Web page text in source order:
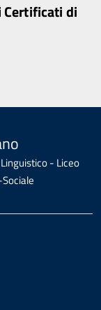
di
- Liceo